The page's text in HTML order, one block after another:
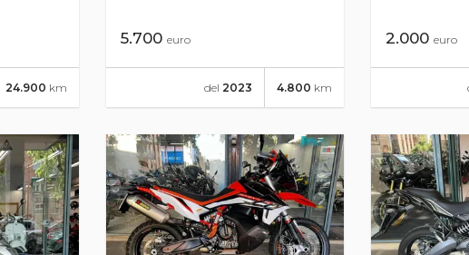
24.900 km
5.700 euro
4.800 km
del 2023
2.000euro